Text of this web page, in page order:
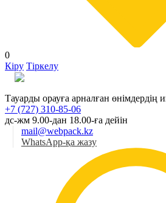
0
Кіру Тіркелу
Тауарды орауға арналған өнімдердің
+7 (727) 310-85-06
дс-жм 9.00-дан 18.00-ға дейін
mail@webpack.kz
WhatsApp-қа жазу